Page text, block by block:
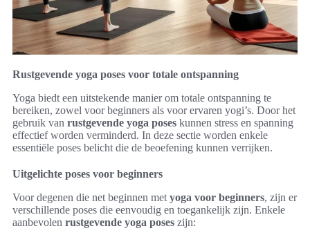
Rustgevende yoga poses voor totale ontspanning
Yoga biedt een uitstekende manier om totale ontspanning te
bereiken, zowel voor beginners als voor ervaren yogi’s. Door het
gebruik van rustgevende yoga poses kunnen stress en spanning
effectief worden verminderd. In deze sectie worden enkele
essentiële poses belicht die de beoefening kunnen verrijken.
Uitgelichte poses voor beginners
Voor degenen die net beginnen met yoga voor beginners, zijn er
verschillende poses die eenvoudig en toegankelijk zijn. Enkele
aanbevolen rustgevende yoga poses zijn: